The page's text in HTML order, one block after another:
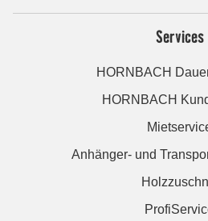
Services
HORNBACH
HORNBACH
Anhänger- und